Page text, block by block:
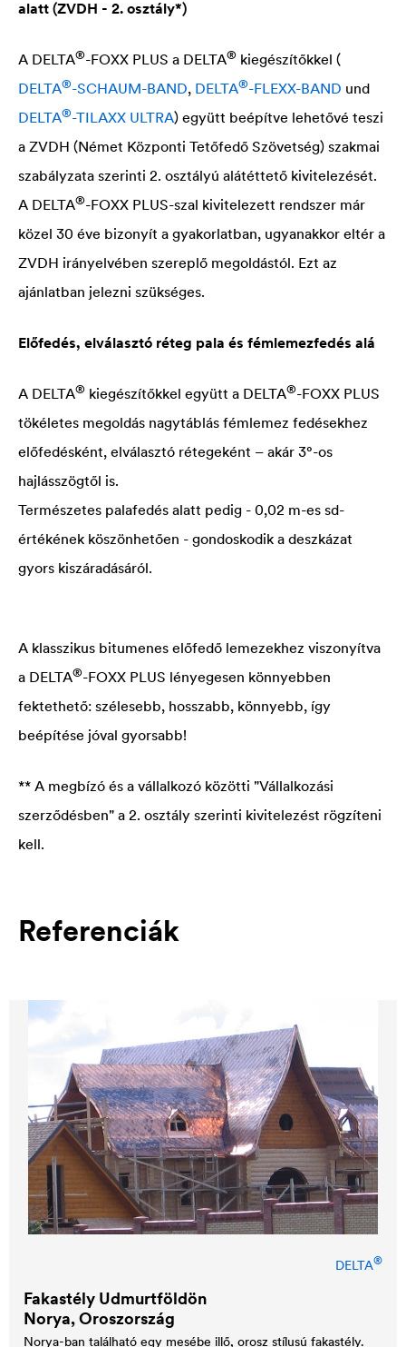
alatt (ZVDH - 2. osztály*)
A DELTA®-FOXX PLUS a DELTA® kiegészítőkkel (
DELTA®-SCHAUM-BAND, DELTA®-FLEXX-BAND und
DELTA®-TILAXX ULTRA) együtt beépítve lehetővé teszi
a ZVDH (Német Központi Tetőfedő Szövetség) szakmai
szabályzata szerinti 2. osztályú alátéttető kivitelezését.
A DELTA®-FOXX PLUS-szal kivitelezett rendszer már
közel 30 éve bizonyít a gyakorlatban, ugyanakkor eltér a
ZVDH irányelvében szereplő megoldástól. Ezt az
ajánlatban jelezni szükséges.
Előfedés, elválasztó réteg pala és fémlemezfedés alá
A DELTA® kiegészítőkkel együtt a DELTA®-FOXX PLUS
tökéletes megoldás nagytáblás fémlemez fedésekhez
előfedésként, elválasztó rétegeként – akár 3°-os
hajlásszögtől is.
Természetes palafedés alatt pedig - 0,02 m-es sd-
értékének köszönhetően - gondoskodik a deszkázat
gyors kiszáradásáról.
A klasszikus bitumenes előfedő lemezekhez viszonyítva
a DELTA®-FOXX PLUS lényegesen könnyebben
fektethető: szélesebb, hosszabb, könnyebb, így
beépítése jóval gyorsabb!
** A megbízó és a vállalkozó közötti "Vállalkozási
szerződésben" a 2. osztály szerinti kivitelezést rögzíteni
kell.
Referenciák
DELTA®
Fakastély Udmurtföldön
Norya, Oroszország
Norya-ban található egy mesébe illő, orosz stílusú fakastély.